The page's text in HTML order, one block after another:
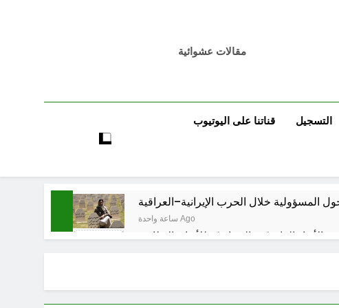
مقالات عشوائية
التسجيل قناتنا على اليوتيوب
المسؤولية خلال الحرب الإيرانية–العراقية
ساعة واحدة Ago
الأبعاد القانونيّة والسياسيّة للأتفاق الإطاري
مجلس حسيني (الاستجابة للنصيحة)